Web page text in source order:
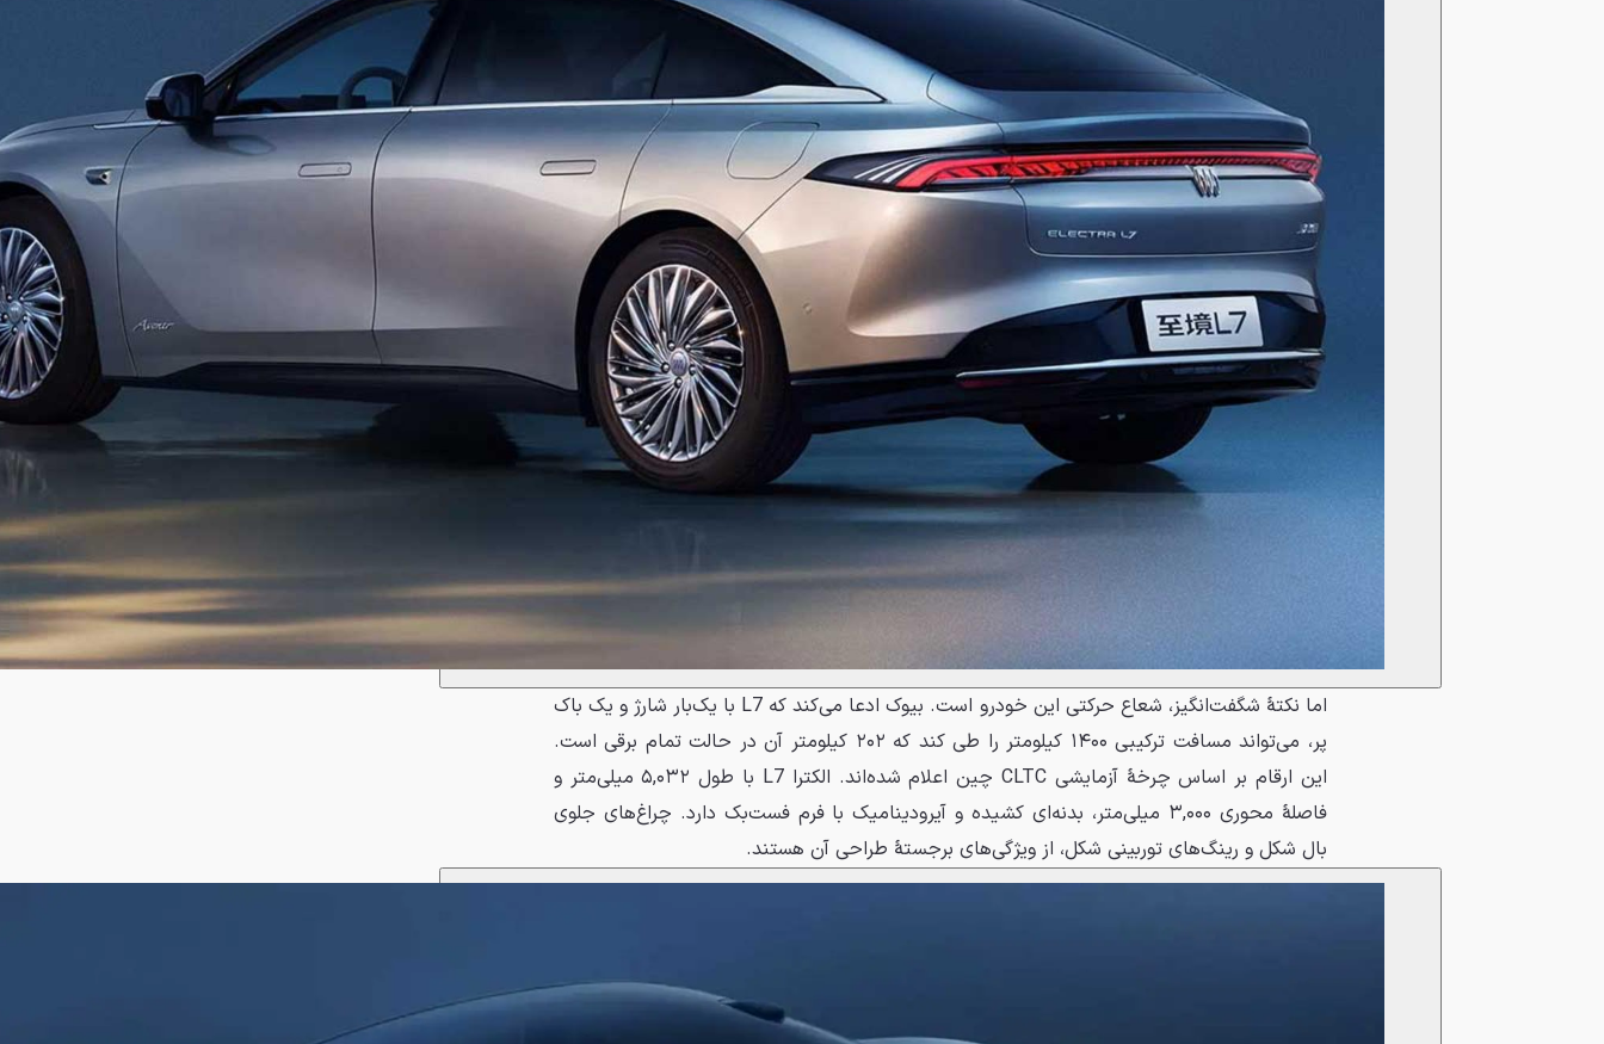
اما نکتهٔ شگفت‌انگیز، شعاع حرکتی این خودرو است. بیوک ادعا می‌کند که L7 با یک‌بار شارژ و یک باک
پر، می‌تواند مسافت ترکیبی ۱۴۰۰ کیلومتر را طی کند که ۲۰۲ کیلومتر آن در حالت تمام برقی است.
این ارقام بر اساس چرخهٔ آزمایشی CLTC چین اعلام شده‌اند. الکترا L7 با طول ۵,۰۳۲ میلی‌متر و
فاصلهٔ محوری ۳,۰۰۰ میلی‌متر، بدنه‌ای کشیده و آیرودینامیک با فرم فست‌بک دارد. چراغ‌های جلوی
بال شکل و رینگ‌های توربینی شکل، از ویژگی‌های برجستهٔ طراحی آن هستند.